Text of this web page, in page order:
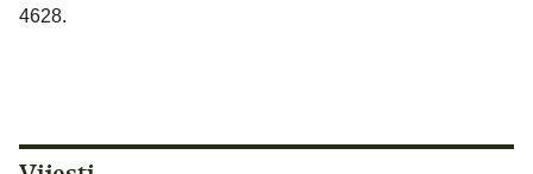
4628.